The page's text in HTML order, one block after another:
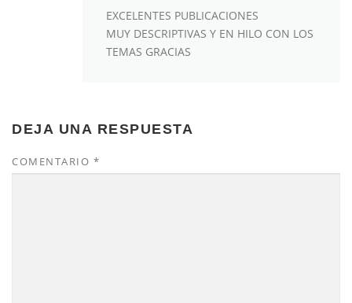
EXCELENTES PUBLICACIONES
MUY DESCRIPTIVAS Y EN HILO CON LOS
TEMAS GRACIAS
DEJA UNA RESPUESTA
COMENTARIO *